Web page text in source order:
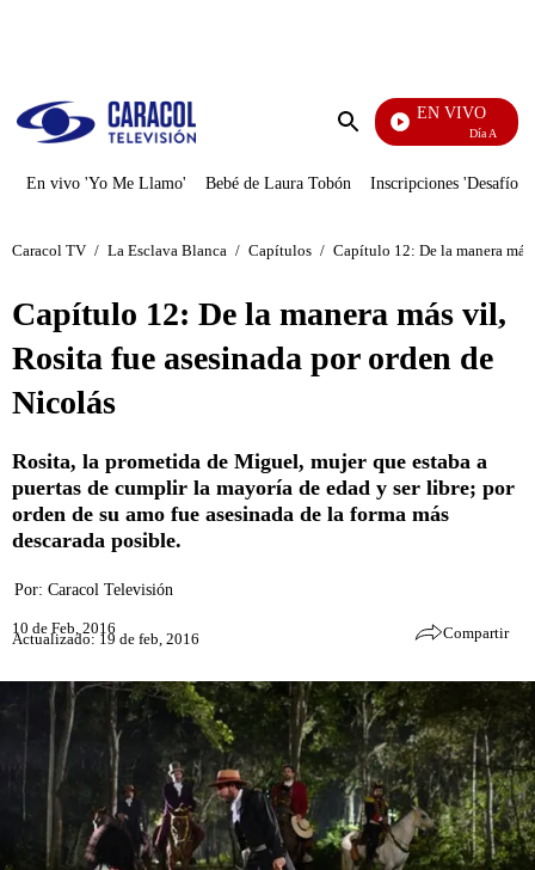
Enviar
EN VIVO
Día A Día
En vivo 'Yo Me Llamo' Bebé de Laura Tobón Inscripciones 'Desafío'
Caracol TV / La Esclava Blanca / Capítulos / Capítulo 12: De la manera
Capítulo 12: De la manera más vil,
Rosita fue asesinada por orden de
Nicolás
Rosita, la prometida de Miguel, mujer que estaba a
puertas de cumplir la mayoría de edad y ser libre; por
orden de su amo fue asesinada de la forma más
descarada posible.
Por: Caracol Televisión
10 de Feb, 2016
Actualizado: 19 de feb, 2016 Compartir